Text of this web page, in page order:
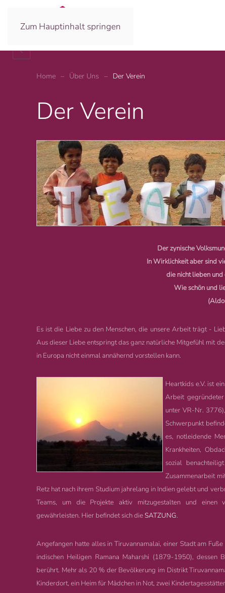
Zum Hauptinhalt springen
Home
Über Uns Der Verein
Der Verein
Der zynische
In Wirklichkeit aber sind
die nicht lieben
Wie schön und
Es ist die Liebe zu den Menschen, die unsere Arbeit trägt -
Aus dieser Liebe entspringt das ganz natürliche Mitgefühl mit
in Europa nicht einmal annähernd vorstellen kann.
Heartkids e.V. ist
Arbeit
unter VR-Nr.
Schwerpunkt
es, notleidende
Krankheiten,
sozial
Zusammenarbeit
Retz hat nach ihrem Studium jahrelang in Indien gelebt und
Teams, um die Projekte aktiv mitzugestalten und einen
gewährleisten. Hier befindet sich dieSATZUNG.
Angefangen hatte alles in Tiruvannamalai, einer Stadt am
indischen Heiligen Ramana Maharshi (1879-1950), dessen
berührt. Mehr als 20 % der Bevölkerung im Distrikt
Kinderdort, ein Heim für Mädchen in Not, zwei